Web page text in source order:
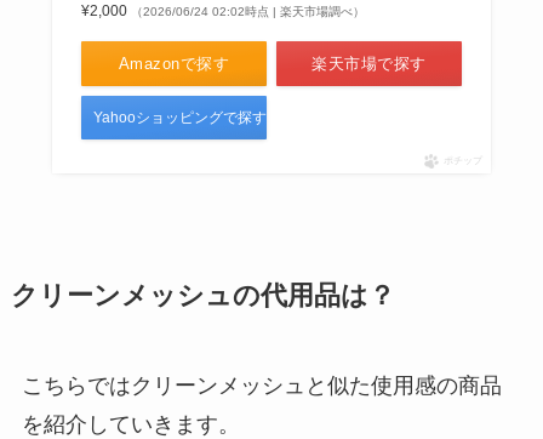
¥2,000
（2026/06/24 02:02時点 | 楽天市場調べ）
Amazonで探す 楽天市場で探す
Yahooショッピングで探す
ポチップ
クリーンメッシュの代用品は？
こちらではクリーンメッシュと似た使用感の商品
を紹介していきます。